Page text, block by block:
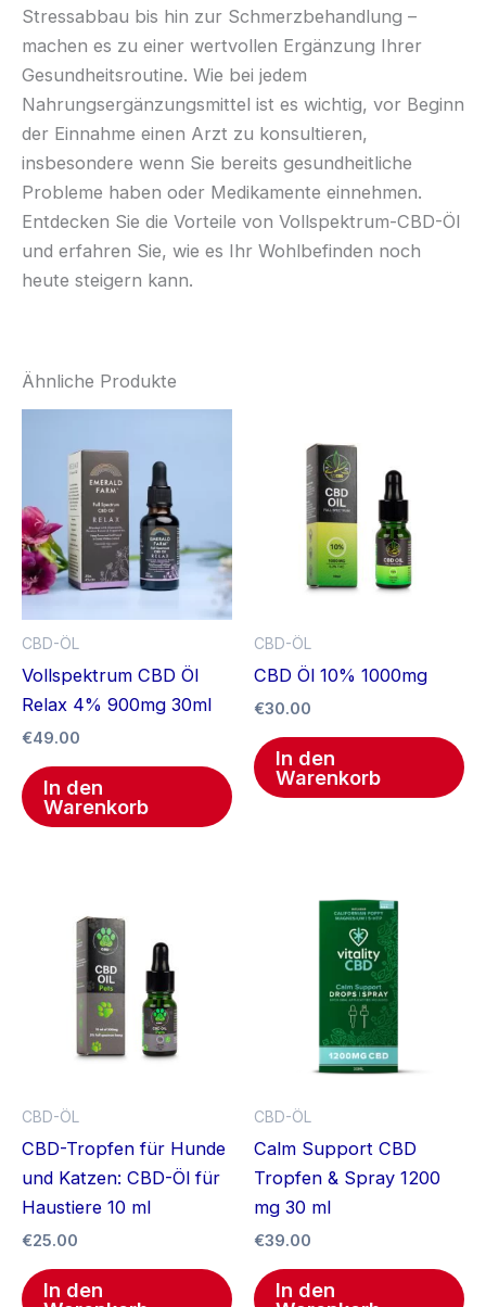
Stressabbau bis hin zur Schmerzbehandlung –
machen es zu einer wertvollen Ergänzung Ihrer
Gesundheitsroutine. Wie bei jedem
Nahrungsergänzungsmittel ist es wichtig, vor Beginn
der Einnahme einen Arzt zu konsultieren,
insbesondere wenn Sie bereits gesundheitliche
Probleme haben oder Medikamente einnehmen.
Entdecken Sie die Vorteile von Vollspektrum-CBD-Öl
und erfahren Sie, wie es Ihr Wohlbefinden noch
heute steigern kann.
Ähnliche Produkte
CBD-ÖL
Vollspektrum CBD Öl
Relax 4% 900mg 30ml
€49.00
In den
Warenkorb
CBD-ÖL
CBD Öl 10% 1000mg
€30.00
In den
Warenkorb
CBD-ÖL
CBD-Tropfen für Hunde
und Katzen: CBD-Öl für
Haustiere 10 ml
€25.00
In den
CBD-ÖL
Calm Support CBD
Tropfen & Spray 1200
mg 30 ml
€39.00
In den